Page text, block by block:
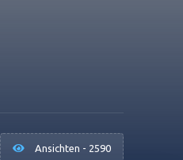
Ansichten - 2590